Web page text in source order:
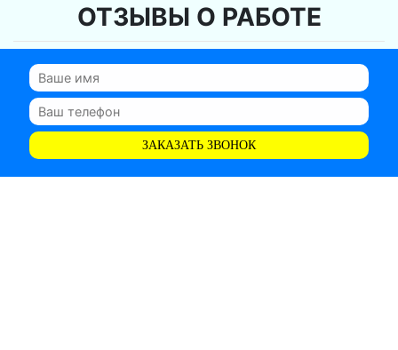
ОТЗЫВЫ О РАБОТЕ
ЗАКАЗАТЬ ЗВОНОК